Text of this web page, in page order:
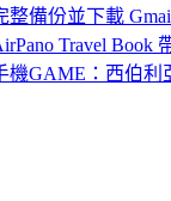
整備份並下載
Travel Book
機GAME：西伯利